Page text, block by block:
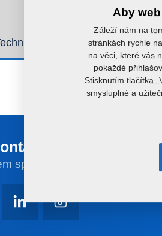
parametry
správného stroje
Aby
Záleží nám na
stránkách rychle
na věci, které vás
pokaždé
Stisknutím tlačítka
smysluplné a